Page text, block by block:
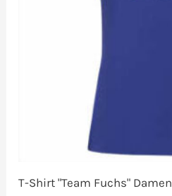
T-Shirt "Team Fuchs" Damen